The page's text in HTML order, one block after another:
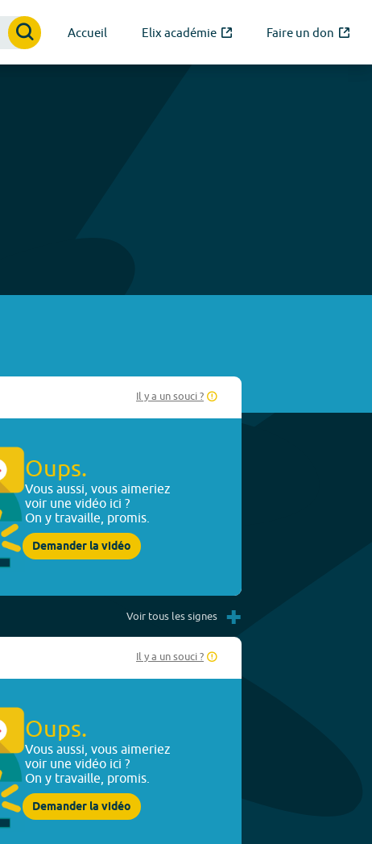
Accueil Elix académie Faire un don
Il y a un souci ?
Oups.
Vous aussi, vous aimeriez
voir une vidéo ici ?
On y travaille, promis.
Demander la vidéo
Voir tous les signes +
Il y a un souci ?
Oups.
Vous aussi, vous aimeriez
voir une vidéo ici ?
On y travaille, promis.
Demander la vidéo